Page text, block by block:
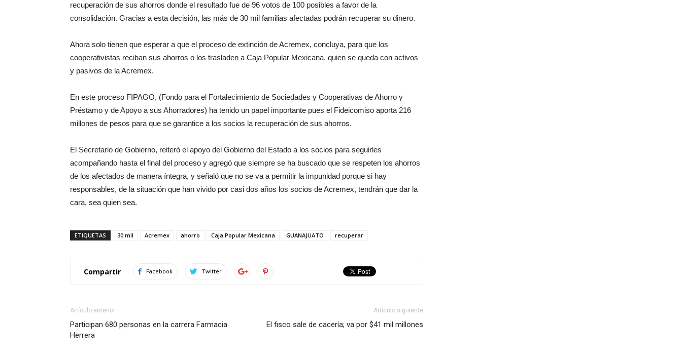
recuperación de sus ahorros donde el resultado fue de 96 votos de 100 posibles a favor de la
consolidación. Gracias a esta decisión, las más de 30 mil familias afectadas podrán recuperar su dinero.
Ahora solo tienen que esperar a que el proceso de extinción de Acremex, concluya, para que los
cooperativistas reciban sus ahorros o los trasladen a Caja Popular Mexicana, quien se queda con activos
y pasivos de la Acremex.
En este proceso FIPAGO, (Fondo para el Fortalecimiento de Sociedades y Cooperativas de Ahorro y
Préstamo y de Apoyo a sus Ahorradores) ha tenido un papel importante pues el Fideicomiso aporta 216
millones de pesos para que se garantice a los socios la recuperación de sus ahorros.
El Secretario de Gobierno, reiteró el apoyo del Gobierno del Estado a los socios para seguirles
acompañando hasta el final del proceso y agregó que siempre se ha buscado que se respeten los ahorros
de los afectados de manera íntegra, y señaló que no se va a permitir la impunidad porque si hay
responsables, de la situación que han vivido por casi dos años los socios de Acremex, tendrán que dar la
cara, sea quien sea.
ETIQUETAS 30 mil Acremex ahorro Caja Popular Mexicana GUANAJUATO recuperar
Compartir Facebook Twitter
Artículo anterior
Participan 680 personas en la carrera Farmacia
Herrera
Artículo siguiente
El fisco sale de cacería; va por $41 mil millones